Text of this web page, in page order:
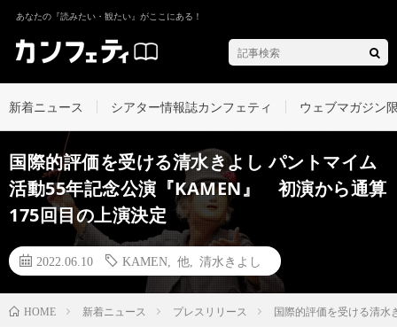
あなたの『読みたい・観たい』がここにある！
新着ニュース シアター情報誌カンフェティ ウェブマガジン
国際的評価を受ける清水きよし パントマイム
活動55年記念公演『KAMEN』 初演から通算
175回目の上演決定
2022.06.10 KAMEN 他 清水きよし
HOME 新着ニュース プレスリリース 国際的評価を受ける清